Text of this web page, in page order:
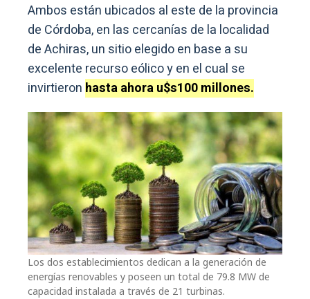
Ambos están ubicados al este de la provincia
de Córdoba, en las cercanías de la localidad
de Achiras, un sitio elegido en base a su
excelente recurso eólico y en el cual se
invirtieron hasta ahora u$s100 millones.
Los dos establecimientos dedican a la generación de
energías renovables y poseen un total de 79.8 MW de
capacidad instalada a través de 21 turbinas.